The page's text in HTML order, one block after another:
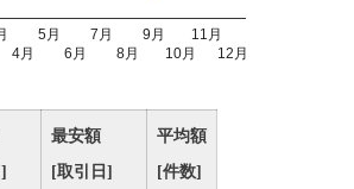
4月
5月
6月
7月
8月
9月
10月
11月
12月
最安額
[取引日]
平均額
[件数]